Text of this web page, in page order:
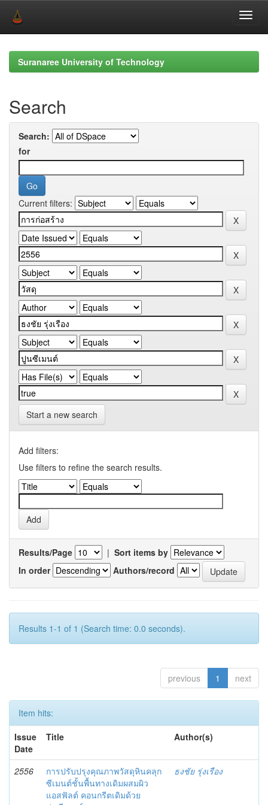
navigationSuranaree University of Technology
Search
Search:
for
Current filters:
Start a new search
Add filters:
Use filters to refine the search results.
Results/Page | Sort items by
In order
Authors/record
Results 1-1 of 1 (Search time: 0.0 seconds).
previous 1 next
Item hits:
Issue
Date
Title Author(s)
2556
การปรับปรุงคุณภาพวัสดุหินคลุก
ซีเมนต์ชั้นพื้นทางเดิมผสมผิว
แอสฟัลต์ คอนกรีตเดิมด้วย
ธงชัย รุ่งเรือง